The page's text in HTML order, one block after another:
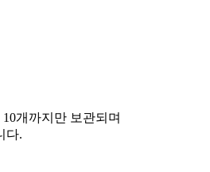
개까지만 보관되며
다.